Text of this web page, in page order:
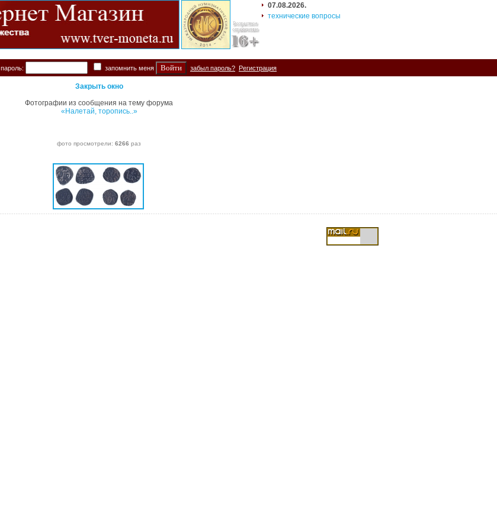
07.08.2026.
технические вопросы
пароль: запомнить меня забыл пароль? Регистрация
Закрыть окно
Фотографии из сообщения на тему форума
«Налетай, торопись..»
фото просмотрели: 6266 раз